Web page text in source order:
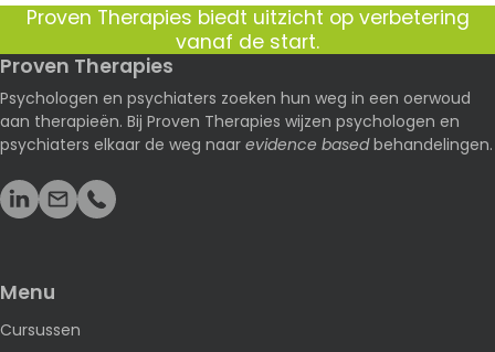
Proven Therapies biedt uitzicht op verbetering
vanaf de start.
Proven Therapies
Psychologen en psychiaters zoeken hun weg in een oerwoud
aan therapieën. Bij Proven Therapies wijzen psychologen en
psychiaters elkaar de weg naar evidence basedbehandelingen.
Menu
Cursussen